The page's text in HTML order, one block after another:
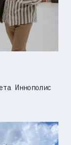
Иннополис